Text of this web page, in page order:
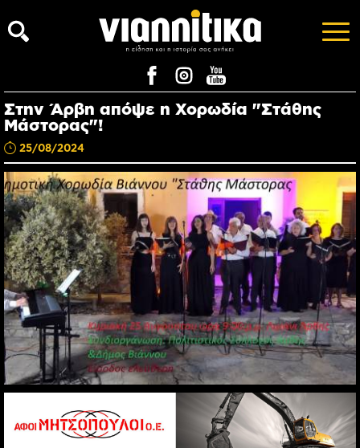
Στην Άρβη απόψε η Χορωδία "Στάθης
Μάστορας"!
25/08/2024